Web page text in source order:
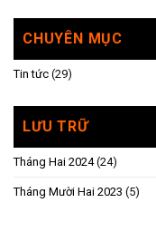
CHUYÊN MỤC
Tin tức (29)
LƯU TRỮ
Tháng Hai 2024(24)
Tháng Mười Hai 2023 (5)